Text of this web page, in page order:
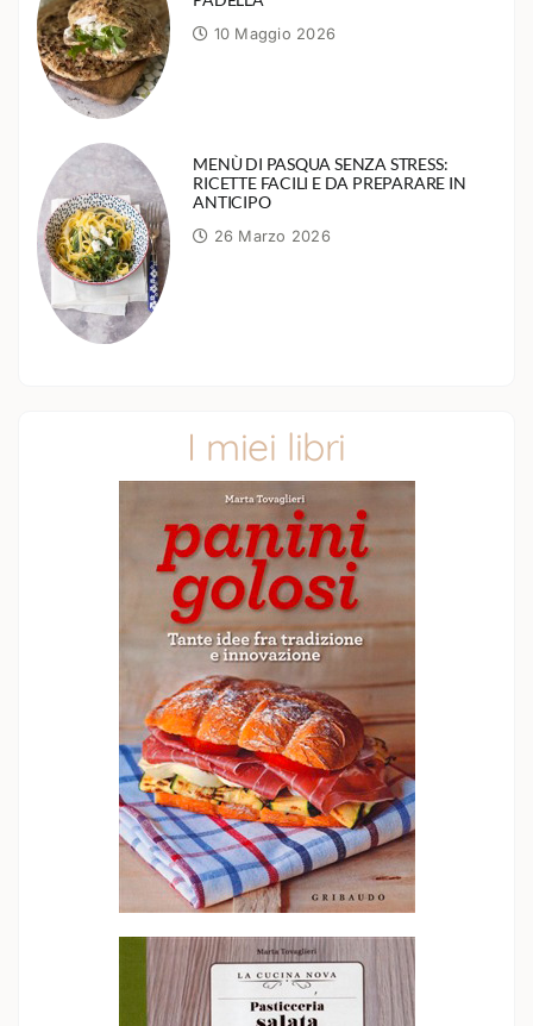
10 Maggio 2026
MENÙ DI PASQUA SENZA STRESS:
RICETTE FACILI E DA PREPARARE IN
ANTICIPO
26 Marzo 2026
I miei libri